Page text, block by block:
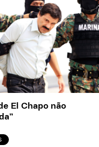
El Chapo não